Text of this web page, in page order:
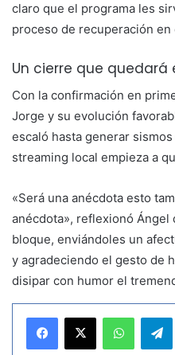
claro que el programa les
proceso de recuperación
Un cierre que
Con la confirmación en
Jorge y su evolución
escaló hasta generar
streaming local empieza a
«Será una anécdota esto
anécdota», reflexionó
bloque, enviándoles un
y agradeciendo el gesto de
disipar con humor el